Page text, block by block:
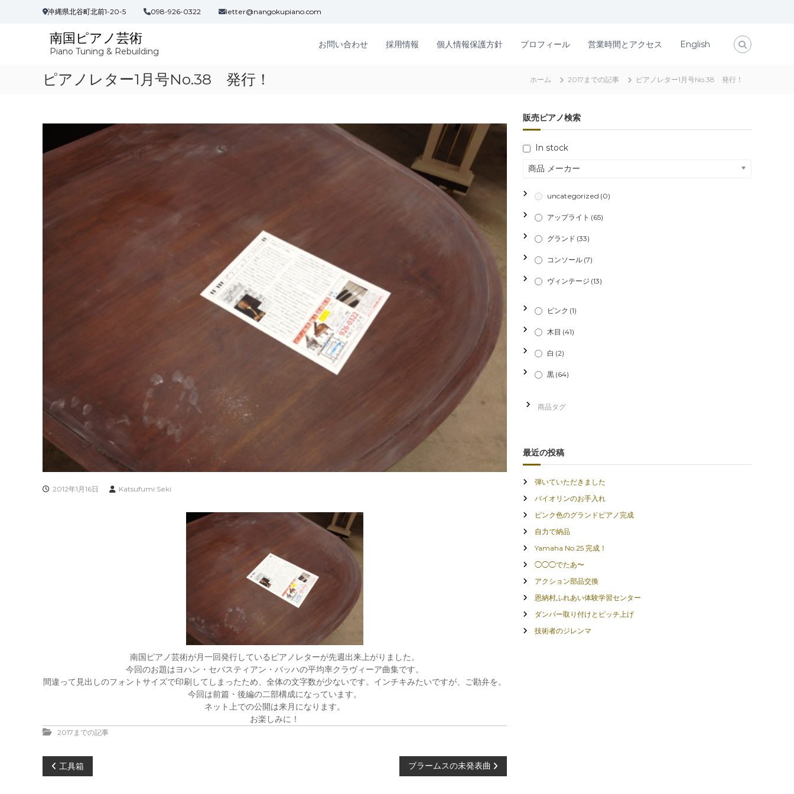
沖縄県北谷町北前1-20-5 098-926-0322 letter@nangokupiano.com
南国ピアノ芸術
Piano Tuning & Rebuilding
お問い合わせ 採用情報 個人情報保護方針 プロフィール 営業時間とアクセス English
ピアノレター1月号No.38 発行！ ホーム 2017までの記事 ピアノレター1月号No.38 発行！
2012年1月16日 Katsufumi Seki
南国ピアノ芸術が月一回発行しているピアノレターが先週出来上がりました。
今回のお題はヨハン・セバスティアン・バッハの平均率クラヴィーア曲集です。
間違って見出しのフォントサイズで印刷してしまったため、全体の文字数が少ないです。インチキみたいですが、ご勘弁を。
今回は前篇・後編の二部構成になっています。
ネット上での公開は来月になります。
お楽しみに！
2017までの記事
投工具箱 ブラームスの未発表曲
販売ピアノ検索
In stock
商品 メーカー
uncategorized (0)
アップライト (65)
グランド (33)
コンソール (7)
ヴィンテージ (13)
ピンク (1)
木目 (41)
白 (2)
黒 (64)
最近の投稿
弾いていただきました
バイオリンのお手入れ
ピンク色のグランドピアノ完成
自力で納品
Yamaha No.25 完成！
◯◯◯でたあ〜
アクション部品交換
恩納村ふれあい体験学習センター
ダンパー取り付けとピッチ上げ
技術者のジレンマ